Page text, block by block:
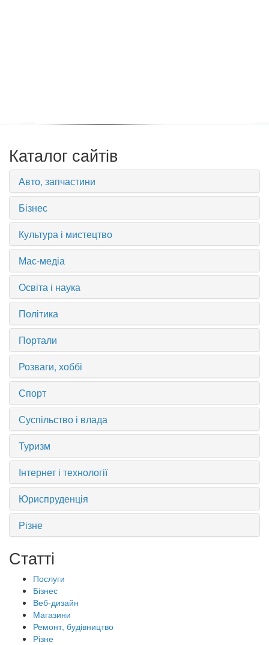
Каталог сайтів
Авто, запчастини
Бізнес
Культура і мистецтво
Мас-медіа
Освіта і наука
Політика
Портали
Розваги, хоббі
Спорт
Суспільство і влада
Туризм
Інтернет і технології
Юриспруденція
Різне
Статті
Послуги
Бізнес
Веб-дизайн
Магазини
Ремонт, будівництво
Різне